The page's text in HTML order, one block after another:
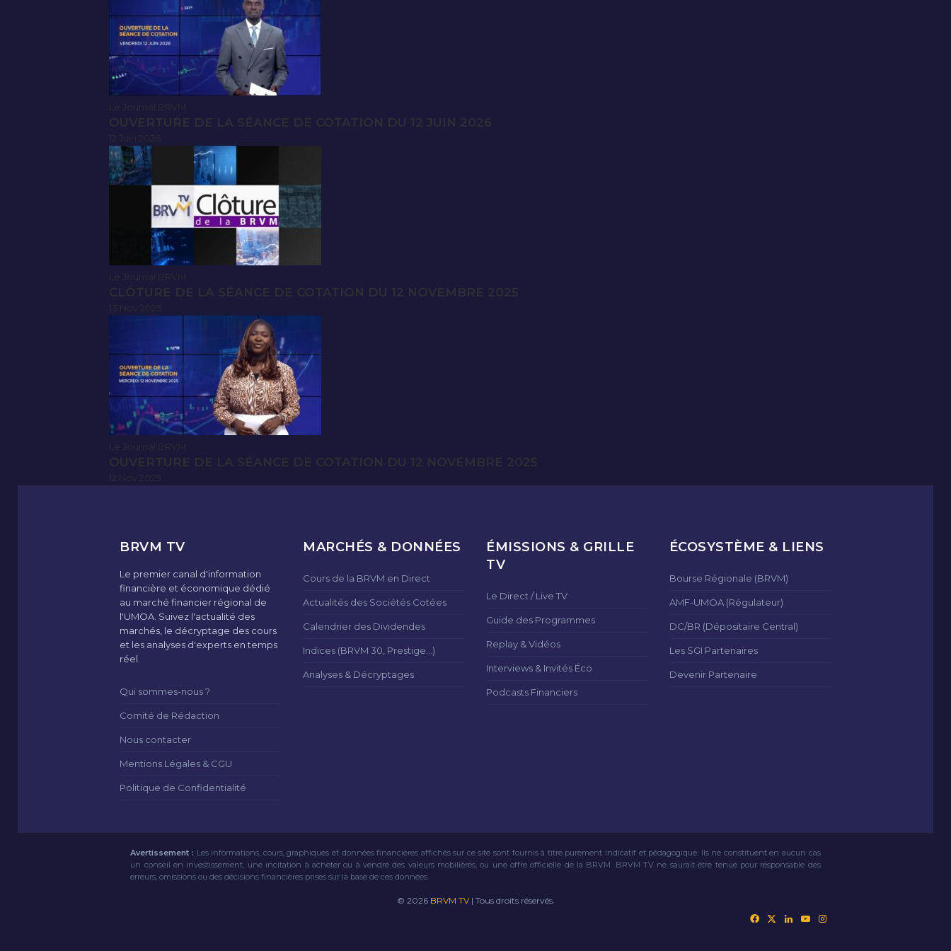
Le Journal BRVM
OUVERTURE DE LA SÉANCE DE COTATION DU 12 JUIN 2026
Le Journal BRVM
CLÔTURE DE LA SÉANCE DE COTATION DU 12 NOVEMBRE 2025
Le Journal BRVM
OUVERTURE DE LA SÉANCE DE COTATION DU 12 NOVEMBRE 2025
BRVM TV
Le premier canal d'information
financière et économique dédié
au marché financier régional de
l'UMOA. Suivez l'actualité des
marchés, le décryptage des cours
et les analyses d'experts en temps
réel.
Qui sommes-nous ?
Comité de Rédaction
Nous contacter
Mentions Légales & CGU
Politique de Confidentialité
MARCHÉS & DONNÉES
Cours de la BRVM en Direct
Actualités des Sociétés Cotées
Calendrier des Dividendes
Indices (BRVM 30, Prestige...)
Analyses & Décryptages
ÉMISSIONS & GRILLE
TV
Le Direct / Live TV
Guide des Programmes
Replay & Vidéos
Interviews & Invités Éco
Podcasts Financiers
ÉCOSYSTÈME & LIENS
Bourse Régionale (BRVM)
AMF-UMOA (Régulateur)
DC/BR (Dépositaire Central)
Les SGI Partenaires
Devenir Partenaire
Avertissement : Les informations, cours, graphiques et données financières affichés sur ce site sont fournis à titre purement indicatif et pédagogique. Ils ne constituent en aucun cas
un conseil en investissement, une incitation à acheter ou à vendre des valeurs mobilières, ou une offre officielle de la BRVM. BRVM TV ne saurait être tenue pour responsable des
erreurs, omissions ou des décisions financières prises sur la base de ces données.
© 2026 BRVM TV| Tous droits réservés.
FacebookLinkedinYouTube